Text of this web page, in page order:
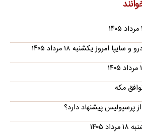
امروز یکشنبه ۱۸ مرداد ۱۴۰۵
مکه
پرسپولیس پیشنهاد دارد؟
۱۴۰۵